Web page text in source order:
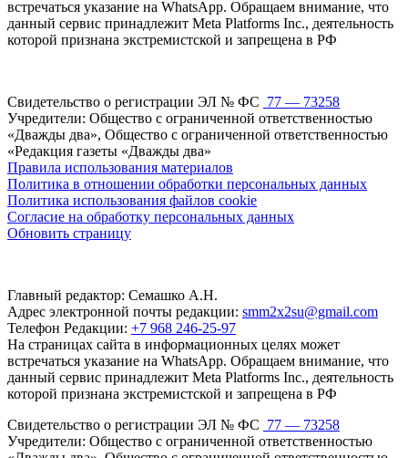
встречаться указание на WhatsApp. Обращаем внимание, что
данный сервис принадлежит Meta Platforms Inc., деятельность
которой признана экстремистской и запрещена в РФ
Свидетельство о регистрации ЭЛ № ФС 77 — 73258
Учредители: Общество с ограниченной ответственностью
«Дважды два», Общество с ограниченной ответственностью
«Редакция газеты «Дважды два»
Правила использования материалов
Политика в отношении обработки персональных данных
Политика использования файлов cookie
Согласие на обработку персональных данных
Обновить страницу
Главный редактор: Семашко А.Н.
Адрес электронной почты редакции: smm2x2su@gmail.com
Телефон Редакции: +7 968 246-25-97
На страницах сайта в информационных целях может
встречаться указание на WhatsApp. Обращаем внимание, что
данный сервис принадлежит Meta Platforms Inc., деятельность
которой признана экстремистской и запрещена в РФ
Свидетельство о регистрации ЭЛ № ФС 77 — 73258
Учредители: Общество с ограниченной ответственностью